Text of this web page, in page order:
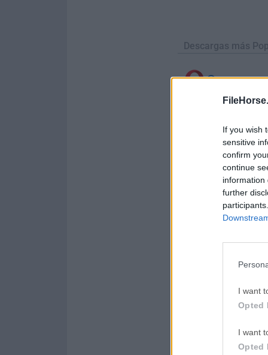
If you wish
sensitive
confirm
continue
information
further
I want
Opted
I want
Opted
Descargas más
Opera
Opera 134.0 Build 5954.46
WPS Office
AdGuard
AdGuard VPN for Mac
Acerca de
FileZilla para Mac
de todos los
transmisión FTP y
como una